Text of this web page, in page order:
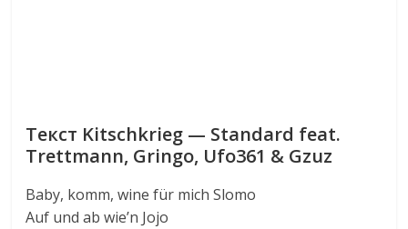
Текст Kitschkrieg — Standard feat.
Trettmann, Gringo, Ufo361 & Gzuz
Baby, komm, wine für mich Slomo
Auf und ab wie’n Jojo